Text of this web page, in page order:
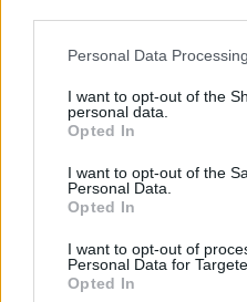
Please note that this website/
not limited to your visit or
grant or deny consent to
use your data for below
consent section.
Personal Data
I want to opt-out of the
personal data.
Opted In
I want to opt-out of the
Personal Data.
Opted In
I want to opt-out of
Personal Data for
Opted In
napfény UV-A
UV-B sugárzása pedig
A D-vitamin
sugárzás a felelős, és
megfelelő, akkor főleg
sugarakat bocsát ki és
sugárzása. Így a